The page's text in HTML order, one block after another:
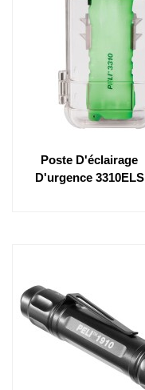
Poste D'éclairage
D'urgence 3310ELS